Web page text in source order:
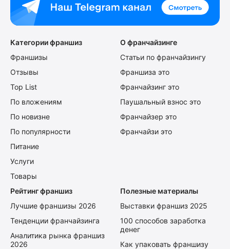
Категории франшиз
Франшизы
Отзывы
Top List
По вложениям
По новизне
По популярности
Питание
Услуги
Товары
О франчайзинге
Статьи по франчайзингу
Франшиза это
Франчайзинг это
Паушальный взнос это
Франчайзер это
Франчайзи это
Рейтинг франшиз
Лучшие франшизы 2026
Тенденции франчайзинга
Аналитика рынка франшиз
2026
Полезные материалы
Выставки франшиз 2025
100 способов заработка
денег
Как упаковать франшизу